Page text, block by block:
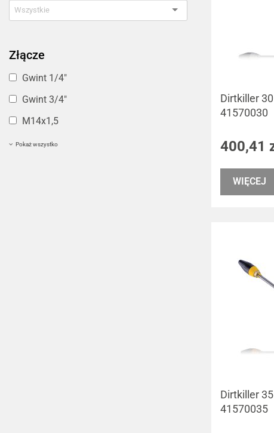
Złącze
Gwint 1/4"
Gwint 3/4"
M14x1,5
Pokaż wszystko
Dirtkiller
41570030
400,41
WIĘCEJ
Dirtkiller
41570035